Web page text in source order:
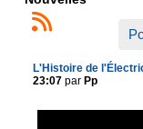
L'Histoire de
23:07par Pp